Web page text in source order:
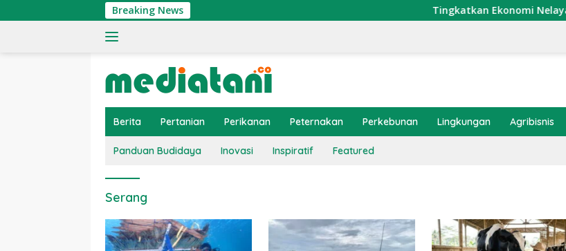
ke
Breaking News Tingkatkan Ekonomi Nelayan,
Berita Pertanian Perikanan Peternakan Perkebunan Lingkungan Agribisnis
Panduan Budidaya Inovasi Inspiratif Featured
Serang